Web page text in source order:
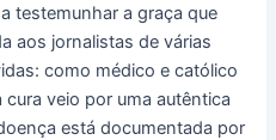
testemunhar a graça que
aos jornalistas de várias
como médico e católico
veio por uma autêntica
está documentada por